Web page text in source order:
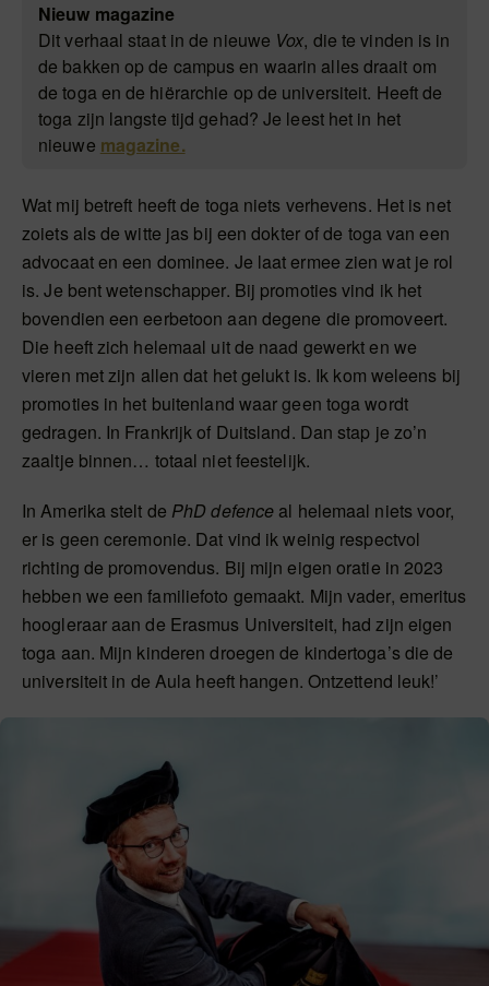
Nieuw magazine
Dit verhaal staat in de nieuwe Vox, die te vinden is in
de bakken op de campus en waarin alles draait om
de toga en de hiërarchie op de universiteit. Heeft de
toga zijn langste tijd gehad? Je leest het in het
nieuwe magazine.
Wat mij betreft heeft de toga niets verhevens. Het is net
zoiets als de witte jas bij een dokter of de toga van een
advocaat en een dominee. Je laat ermee zien wat je rol
is. Je bent wetenschapper. Bij promoties vind ik het
bovendien een eerbetoon aan degene die promoveert.
Die heeft zich helemaal uit de naad gewerkt en we
vieren met zijn allen dat het gelukt is. Ik kom weleens bij
promoties in het buitenland waar geen toga wordt
gedragen. In Frankrijk of Duitsland. Dan stap je zo’n
zaaltje binnen… totaal niet feestelijk.
In Amerika stelt de PhD defence al helemaal niets voor,
er is geen ceremonie. Dat vind ik weinig respectvol
richting de promovendus. Bij mijn eigen oratie in 2023
hebben we een familiefoto gemaakt. Mijn vader, emeritus
hoogleraar aan de Erasmus Universiteit, had zijn eigen
toga aan. Mijn kinderen droegen de kindertoga’s die de
universiteit in de Aula heeft hangen. Ontzettend leuk!’